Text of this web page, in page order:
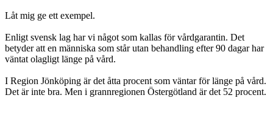
Låt mig ge ett exempel.
Enligt svensk lag har vi något som kallas för vårdgarantin. Det
betyder att en människa som står utan behandling efter 90 dagar har
väntat olagligt länge på vård.
I Region Jönköping är det åtta procent som väntar för länge på vård.
Det är inte bra. Men i grannregionen Östergötland är det 52 procent.